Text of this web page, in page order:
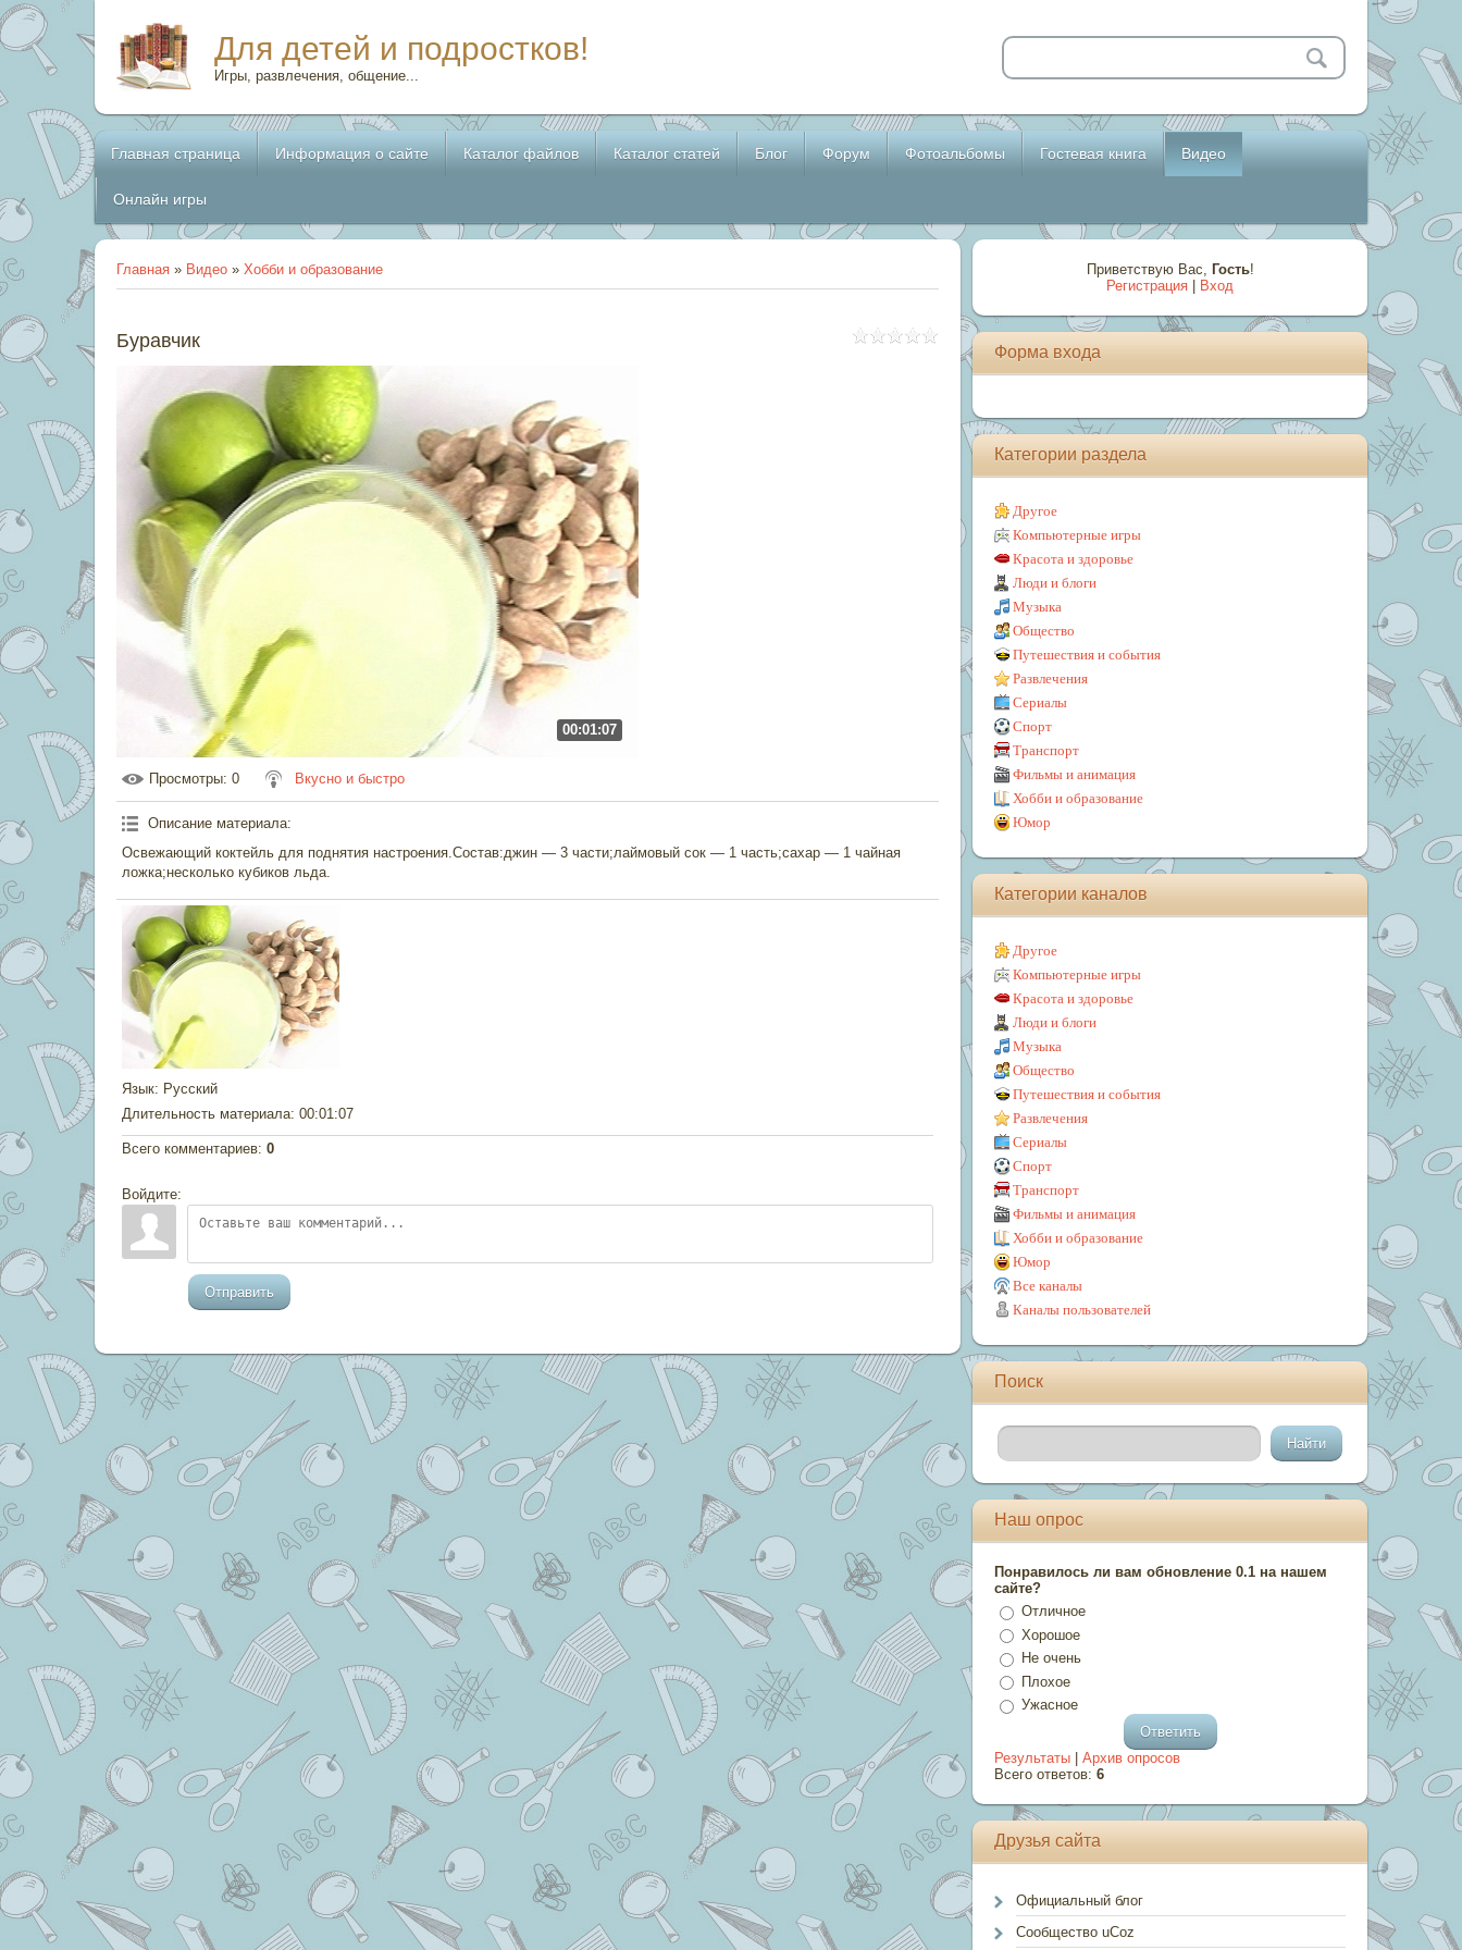
Для детей и подростков!
Игры, развлечения, общение...
Главная страница Информация о сайте Каталог файлов Каталог статей Блог Форум Фотоальбомы Гостевая книга Видео
Онлайн игры
Главная » Видео » Хобби и образование
Буравчик
00:01:07
Просмотры: 0 Вкусно и быстро
Описание материала:
Освежающий коктейль для поднятия настроения.Состав:джин — 3 части;лаймовый сок — 1 часть;сахар — 1 чайная
ложка;несколько кубиков льда.
Язык: Русский
Длительность материала: 00:01:07
Всего комментариев: 0
Войдите:
Отправить
Приветствую Вас, Гость!
Регистрация
Вход
Форма входа
Категории раздела
Другое
Компьютерные игры
Красота и здоровье
Люди и блоги
Музыка
Общество
Путешествия и события
Развлечения
Сериалы
Спорт
Транспорт
Фильмы и анимация
Хобби и образование
Юмор
Категории каналов
Другое
Компьютерные игры
Красота и здоровье
Люди и блоги
Музыка
Общество
Путешествия и события
Развлечения
Сериалы
Спорт
Транспорт
Фильмы и анимация
Хобби и образование
Юмор
Все каналы
Каналы пользователей
Поиск
Наш опрос
Понравилось ли вам обновление 0.1 на нашем
сайте?
Отличное
Хорошое
Не очень
Плохое
Ужасное
Результаты |Архив опросов
Всего ответов:6
Друзья сайта
Официальный блог
Сообщество uCoz